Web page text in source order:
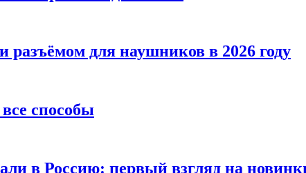
разъёмом для наушников в 2026 году
способы
в Россию: первый взгляд на